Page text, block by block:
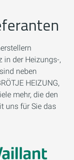
in der Heizungs-,
neben
HEIZUNG,
mehr, die den
uns für Sie das